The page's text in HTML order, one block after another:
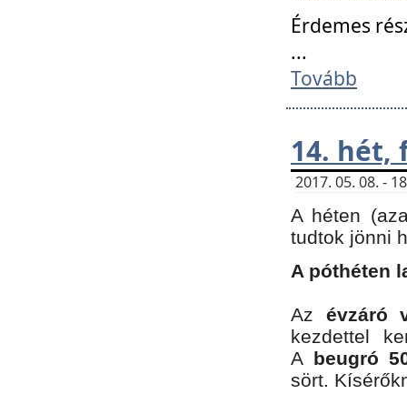
Érdemes
...
Tovább
14. hét,
2017. 05. 08. -
A héten
tudtok jönni
A póthéten
Az évzáró
kezdettel
A beugró
sört.